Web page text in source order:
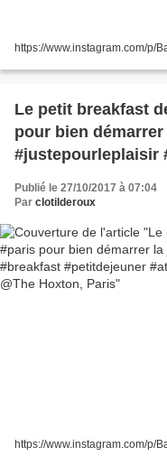
https://www.instagram.com/p/
Le petit breakfast
pour bien
#justepourleplaisir
#attention
Hoxton, Paris
Publié le 27/10/2017 à 07:04
Par clotilderoux
https://www.instagram.com/p/